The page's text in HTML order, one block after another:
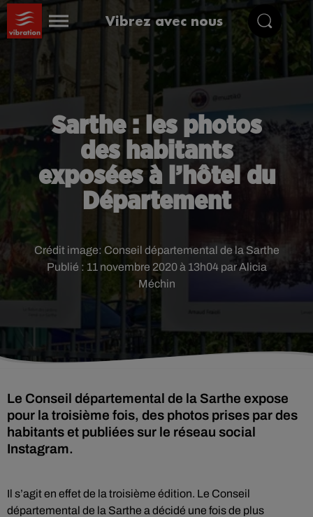
Vibrez avec nous
Sarthe : les photos
des habitants
exposées à l’hôtel du
Département
Publié : 11 novembre 2020 à 13h04 par Alicia
Méchin
Crédit image: Conseil départemental de la Sarthe
Le Conseil départemental de la Sarthe expose
pour la troisième fois, des photos prises par des
habitants et publiées sur le réseau social
Instagram.
Il s’agit en effet de la troisième édition. Le Conseil
départemental de la Sarthe a décidé une fois de plus